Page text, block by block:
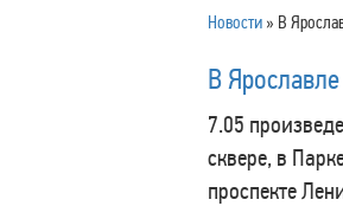
Новости » В
В
7.05
сквере, в
проспекте